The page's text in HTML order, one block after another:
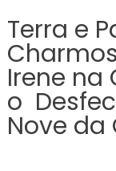
Terra e
Irene na
o
Nove da